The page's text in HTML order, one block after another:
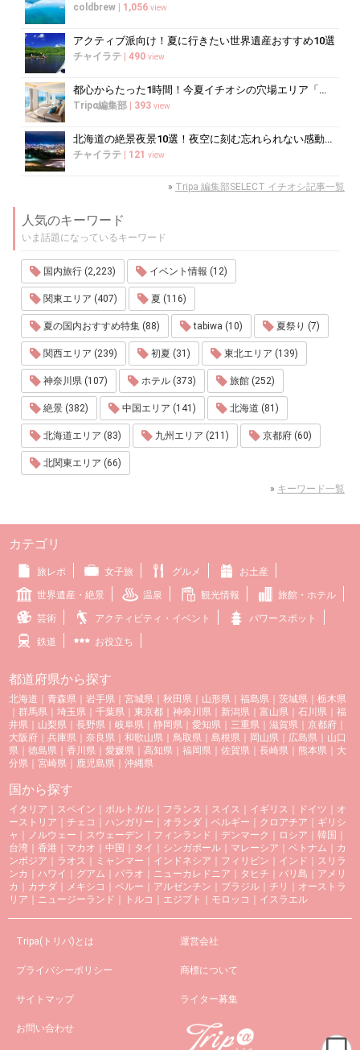
coldbrew 1,056 view
アクティブ派向け！夏に行きたい世界遺産おすすめ10選
チャイラテ 490 view
都心からたった1時間！今夏イチオシの穴場エリア「三浦半島」
Tripα編集部 393 view
北海道の絶景夜景10選！夜空に刻む忘れられない感動の光景へ
チャイラテ 121 view
» Tripa 編集部SELECT イチオシ記事一覧
人気のキーワード
いま話題になっているキーワード
国内旅行 (2,223) イベント情報 (12)
関東エリア (407) 夏 (116)
夏の国内おすすめ特集 (88) tabiwa (10) 夏祭り (7)
関西エリア (239) 初夏 (31) 東北エリア (139)
神奈川県 (107) ホテル (373) 旅館 (252)
絶景 (382) 中国エリア (141) 北海道 (81)
北海道エリア (83) 九州エリア (211) 京都府 (60)
北関東エリア (66)
» キーワード一覧
カテゴリ
旅レポ 女子旅 グルメ お土産
世界遺産・絶景 温泉 観光情報 旅館・ホテル
芸術 アクティビティ・イベント パワースポット
鉄道 お役立ち
都道府県から探す
北海道 ｜青森県 ｜岩手県 ｜宮城県 ｜秋田県 山形県 ｜福島県 ｜茨城県 ｜栃木県
群馬県 ｜埼玉県 ｜千葉県 東京都 ｜神奈川県 新潟県 ｜富山県 ｜石川県 ｜福
井県
山梨県 ｜長野県 ｜岐阜県 静岡県 ｜愛知県 三重県 ｜滋賀県 ｜京都府
大阪府 ｜兵庫県 ｜奈良県 ｜和歌山県 ｜鳥取県 ｜島根県 岡山県 広島県
山口
県 ｜徳島県 ｜香川県 ｜愛媛県 ｜高知県 ｜福岡県 ｜佐賀県 ｜長崎県 熊本県
大
分県 ｜宮崎県 鹿児島県 ｜沖縄県
国から探す
イタリア スペイン ｜ポルトガル フランス スイス イギリス ドイツ
オ
ーストリア ｜チェコ ｜ハンガリー オランダ ｜ベルギー クロアチア
ギリシ
ャ
ノルウェー スウェーデン フィンランド デンマーク ロシア ｜韓国
台湾 ｜香港 マカオ ｜中国 タイ シンガポール マレーシア ｜ベトナム
カ
ンボジア
ラオス ミャンマー インドネシア フィリピン インド
スリラ
ンカ
｜ハワイ グアム ｜パラオ ニューカレドニア タヒチ ｜バリ島
アメリ
カ
カナダ メキシコ ｜ペルー アルゼンチン ブラジル ｜チリ
オーストラ
リア
ニュージーランド トルコ エジプト モロッコ イスラエル
Tripa(トリパ)とは 運営会社
プライバシーポリシー 商標について
サイトマップ ライター募集
お問い合わせ